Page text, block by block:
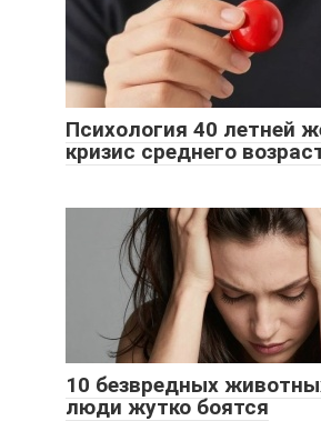
Психология 40 летней
кризис среднего
10 безвредных
люди жутко боятся